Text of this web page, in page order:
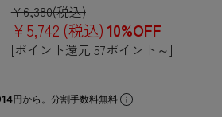
¥6,380(税込)
¥5,742 (税込) 10%OFF
[ポイント還元 57ポイント～]
円から。分割手数料無料